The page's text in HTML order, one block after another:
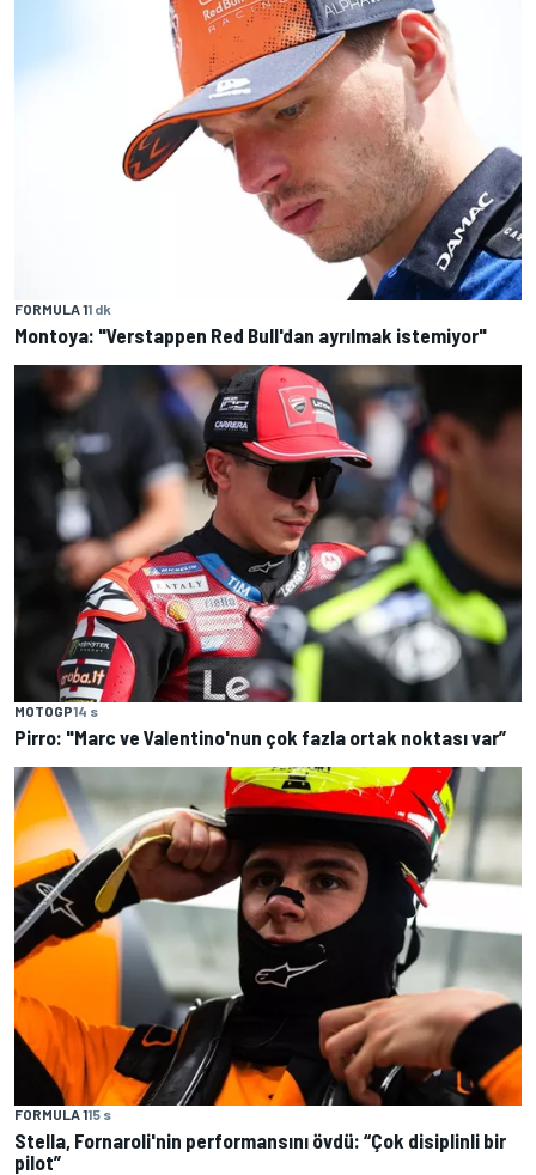
FORMULA 11 dk
Montoya: "Verstappen Red Bull'dan ayrılmak istemiyor"
MOTOGP14 s
Pirro: "Marc ve Valentino'nun çok fazla ortak noktası var”
FORMULA 115 s
Stella, Fornaroli'nin performansını övdü: “Çok disiplinli bir
pilot”